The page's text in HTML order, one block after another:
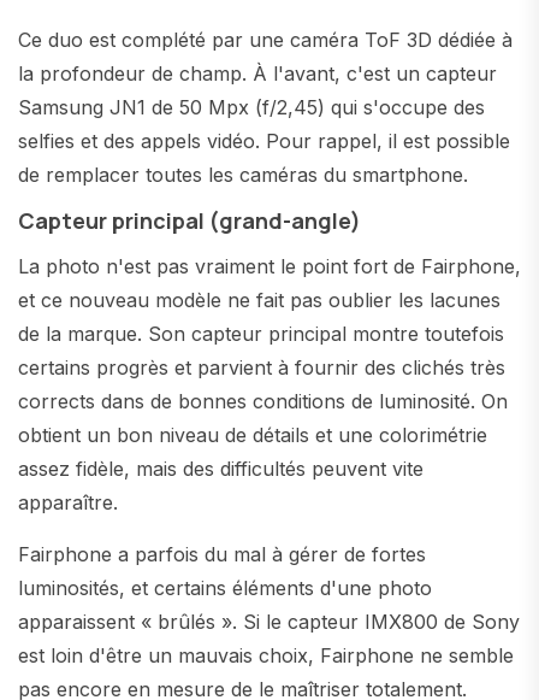
Ce duo est complété par une caméra ToF 3D dédiée à
la profondeur de champ. À l'avant, c'est un capteur
Samsung JN1 de 50 Mpx (f/2,45) qui s'occupe des
selfies et des appels vidéo. Pour rappel, il est possible
de remplacer toutes les caméras du smartphone.
Capteur principal (grand-angle)
La photo n'est pas vraiment le point fort de Fairphone,
et ce nouveau modèle ne fait pas oublier les lacunes
de la marque. Son capteur principal montre toutefois
certains progrès et parvient à fournir des clichés très
corrects dans de bonnes conditions de luminosité. On
obtient un bon niveau de détails et une colorimétrie
assez fidèle, mais des difficultés peuvent vite
apparaître.
Fairphone a parfois du mal à gérer de fortes
luminosités, et certains éléments d'une photo
apparaissent « brûlés ». Si le capteur IMX800 de Sony
est loin d'être un mauvais choix, Fairphone ne semble
pas encore en mesure de le maîtriser totalement.